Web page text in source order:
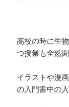
高校の時に生
つ授業も全然
イラストや漫
の入門書中の入